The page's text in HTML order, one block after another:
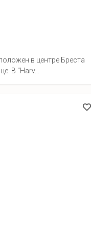
в центре Бреста
В "Harv...